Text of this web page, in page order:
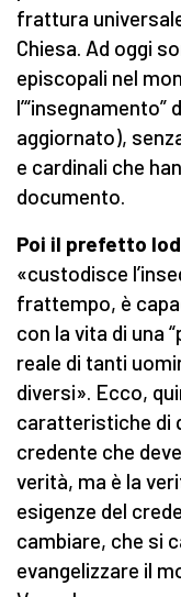
frattura
Chiesa. Ad oggi
episcopali nel
l’“insegnamento”
aggiornato),
e cardinali che
documento.
Poi il prefetto
«custodisce
frattempo, è
con la vita di una
reale di tanti
diversi». Ecco,
caratteristiche di
credente che
verità, ma è la
esigenze del
cambiare, che si
evangelizzare il